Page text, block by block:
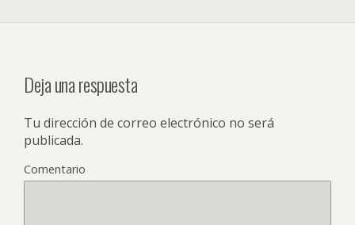
Deja una respuesta
Tu dirección de correo electrónico no será
publicada.
Comentario